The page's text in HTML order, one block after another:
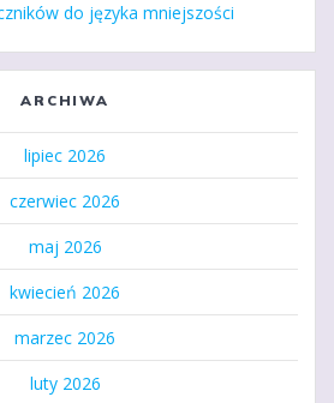
do języka mniejszości
ARCHIWA
lipiec 2026
czerwiec 2026
maj 2026
kwiecień 2026
marzec 2026
luty 2026